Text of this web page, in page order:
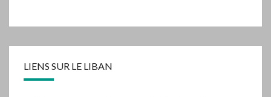
LIENS SUR LE LIBAN